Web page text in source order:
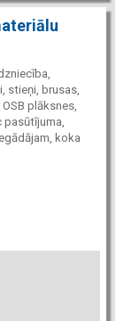
stieņi, brusas,
plāksnes,
koka